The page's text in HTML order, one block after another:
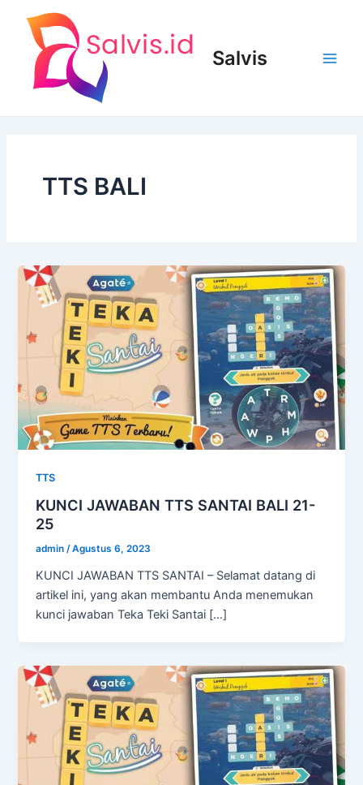
konten
Salvis
TTS BALI
TTS
KUNCI JAWABAN TTS SANTAI BALI 21-
25
admin/Agustus 6, 2023
KUNCI JAWABAN TTS SANTAI – Selamat datang di
artikel ini, yang akan membantu Anda menemukan
kunci jawaban Teka Teki Santai […]